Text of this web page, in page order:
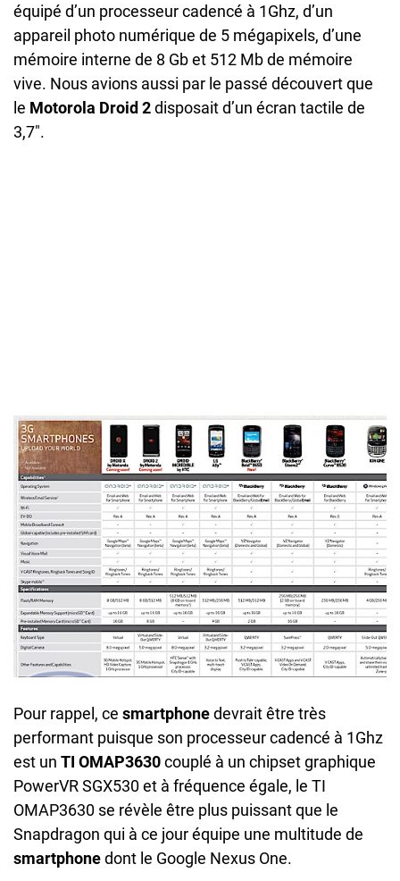
équipé d’un processeur cadencé à 1Ghz, d’un
appareil photo numérique de 5 mégapixels, d’une
mémoire interne de 8 Gb et 512 Mb de mémoire
vive. Nous avions aussi par le passé découvert que
le Motorola Droid 2disposait d’un écran tactile de
3,7″.
Pour rappel, ce smartphonedevrait être très
performant puisque son processeur cadencé à 1Ghz
est un TI OMAP3630couplé à un chipset graphique
PowerVR SGX530 et à fréquence égale, le TI
OMAP3630 se révèle être plus puissant que le
Snapdragon qui à ce jour équipe une multitude de
smartphonedont le Google Nexus One.